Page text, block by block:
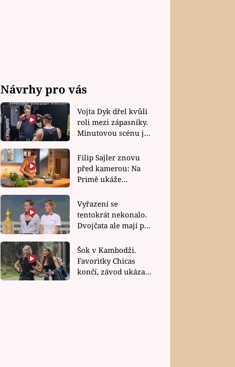
Návrhy pro vás
Vojta Dyk dřel kvůli
roli mezi zápasníky.
Minutovou scénu jel
Filip Sajler znovu
před kamerou: Na
Primě ukáže
rychlé recepty
Vyřazení se
tentokrát nekonalo.
Dvojčata ale mají po
závodu nůž na krku
Šok v Kambodži.
Favoritky Chicas
končí, závod ukázal